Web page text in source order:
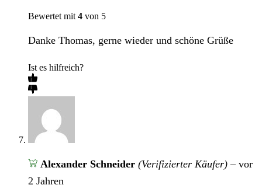
Bewertet mit 4 von 5
Danke Thomas, gerne wieder und schöne Grüße
Ist es hilfreich?
Alexander Schneider (Verifizierter Käufer) – vor
2 Jahren